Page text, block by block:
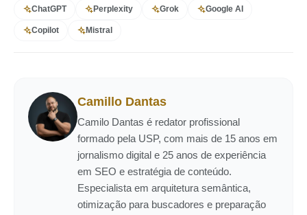
ChatGPT Perplexity Grok Google AI
Copilot Mistral
Camillo Dantas
Camilo Dantas é redator profissional
formado pela USP, com mais de 15 anos em
jornalismo digital e 25 anos de experiência
em SEO e estratégia de conteúdo.
Especialista em arquitetura semântica,
otimização para buscadores e preparação